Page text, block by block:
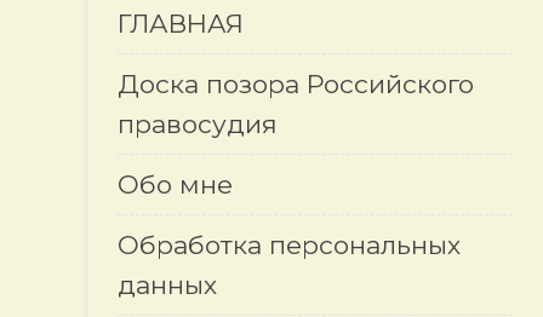
ГЛАВНАЯ
Доска позора Российского
правосудия
Обо мне
Обработка персональных
данных